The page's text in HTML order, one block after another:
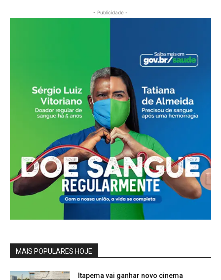
- Publicidade -
MAIS POPULARES HOJE
Itapema vai ganhar novo cinema